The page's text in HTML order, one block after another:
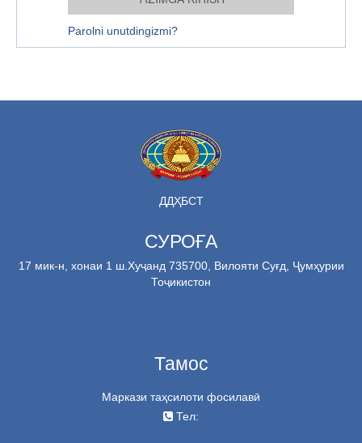
Parolni unutdingizmi?
ДДҲБСТ
СУРОҒА
17 мик-н, хонаи 1 ш.Хуҷанд 735700, Вилояти Суғд, Ҷумҳурии
Тоҷикистон
Тамос
Маркази таҳсилоти фосилавӣ
Тел: